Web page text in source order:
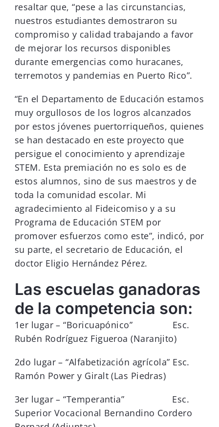
resaltar que, “pese a las circunstancias,
nuestros estudiantes demostraron su
compromiso y calidad trabajando a favor
de mejorar los recursos disponibles
durante emergencias como huracanes,
terremotos y pandemias en Puerto Rico”.
“En el Departamento de Educación estamos
muy orgullosos de los logros alcanzados
por estos jóvenes puertorriqueños, quienes
se han destacado en este proyecto que
persigue el conocimiento y aprendizaje
STEM. Esta premiación no es solo es de
estos alumnos, sino de sus maestros y de
toda la comunidad escolar. Mi
agradecimiento al Fideicomiso y a su
Programa de Educación STEM por
promover esfuerzos como este”, indicó, por
su parte, el secretario de Educación, el
doctor Eligio Hernández Pérez.
Las escuelas ganadoras
de la competencia son:
1er lugar – “Boricuapónico” Esc.
Rubén Rodríguez Figueroa (Naranjito)
2do lugar – “Alfabetización agrícola” Esc.
Ramón Power y Giralt (Las Piedras)
3er lugar – “Temperantia” Esc.
Superior Vocacional Bernandino Cordero